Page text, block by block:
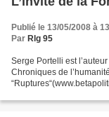
Publié le 13/05/2008 à
Par Rlg 95
Serge Portelli est
Chroniques de